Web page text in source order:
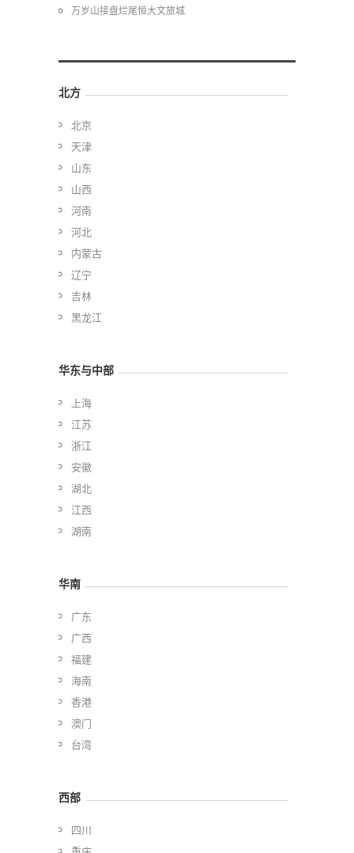
万岁山接盘烂尾恒大文旅城
北方
北京
天津
山东
山西
河南
河北
内蒙古
辽宁
吉林
黑龙江
华东与中部
上海
江苏
浙江
安徽
湖北
江西
湖南
华南
广东
广西
福建
海南
香港
澳门
台湾
西部
四川